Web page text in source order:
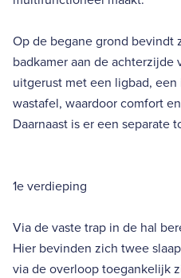
Op de begane grond
badkamer aan de achterzijde
uitgerust met een ligbad,
wastafel, waardoor comfort
Daarnaast is er een separate
1e verdieping
Via de vaste trap in de hal
Hier bevinden zich twee
via de overloop toegankelijk